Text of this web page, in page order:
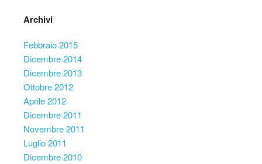
Archivi
Febbraio 2015
Dicembre 2014
Dicembre 2013
Ottobre 2012
Aprile 2012
Dicembre 2011
Novembre 2011
Luglio 2011
Dicembre 2010